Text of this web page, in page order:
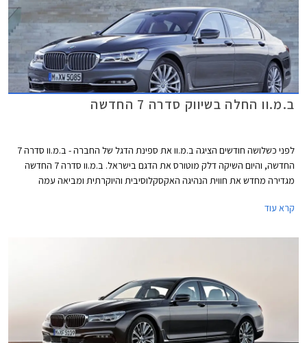
ב.מ.וו החלה בשיווק סדרה 7 החדשה
לפני כשלושה חודשים הציגה ב.מ.וו את ספינת הדגל של החברה - ב.מ.וו סדרה 7
החדשה, והיום השיקה דלק מוטורס את הדגם בישראל. ב.מ.וו סדרה 7 החדשה
מגדירה מחדש את חווית הנהיגה האקסקלוסיבית והיוקרתית ומביאה עמה
ואיכות תא הנוסעים.
קרא עוד